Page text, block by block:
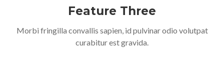
Feature Three
Morbi fringilla convallis sapien, id pulvinar odio volutpat
curabitur est gravida.